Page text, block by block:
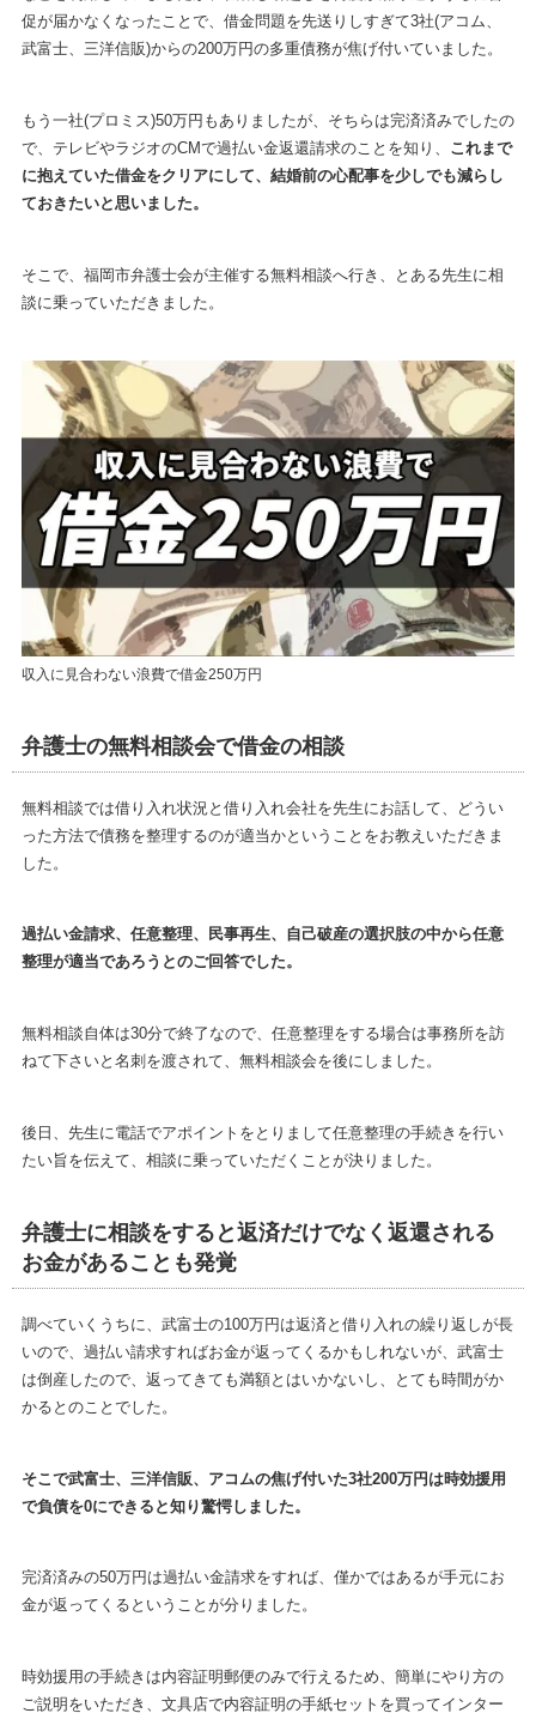
促が届かなくなったことで、借金問題を先送りしすぎて3社(アコム、
武富士、三洋信販)からの200万円の多重債務が焦げ付いていました。
もう一社(プロミス)50万円もありましたが、そちらは完済済みでしたの
で、テレビやラジオのCMで過払い金返還請求のことを知り、 これまで
に抱えていた借金をクリアにして、結婚前の心配事を少しでも減らし
ておきたいと思いました。
そこで、福岡市弁護士会が主催する無料相談へ行き、とある先生に相
談に乗っていただきました。
収入に見合わない浪費で借金250万円
弁護士の無料相談会で借金の相談
無料相談では借り入れ状況と借り入れ会社を先生にお話して、どうい
った方法で債務を整理するのが適当かということをお教えいただきま
した。
過払い金請求、任意整理、民事再生、自己破産の選択肢の中から任意
整理が適当であろうとのご回答でした。
無料相談自体は30分で終了なので、任意整理をする場合は事務所を訪
ねて下さいと名刺を渡されて、無料相談会を後にしました。
後日、先生に電話でアポイントをとりまして任意整理の手続きを行い
たい旨を伝えて、相談に乗っていただくことが決りました。
弁護士に相談をすると返済だけでなく返還される
お金があることも発覚
調べていくうちに、武富士の100万円は返済と借り入れの繰り返しが長
いので、過払い請求すればお金が返ってくるかもしれないが、武富士
は倒産したので、返ってきても満額とはいかないし、とても時間がか
かるとのことでした。
そこで武富士、三洋信販、アコムの焦げ付いた3社200万円は時効援用
で負債を0にできると知り驚愕しました。
完済済みの50万円は過払い金請求をすれば、僅かではあるが手元にお
金が返ってくるということが分りました。
時効援用の手続きは内容証明郵便のみで行えるため、簡単にやり方の
ご説明をいただき、文具店で内容証明の手紙セットを買ってインター